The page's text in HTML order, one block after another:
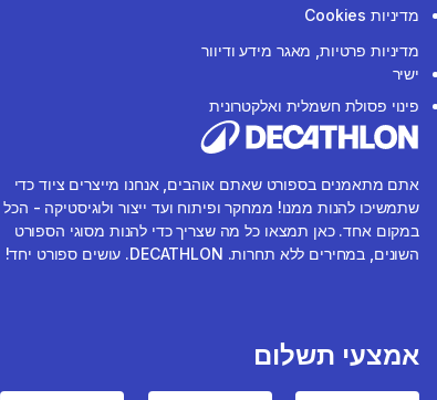
מדיניות Cookies
מדיניות פרטיות, מאגר מידע ודיוור
ישיר
פינוי פסולת חשמלית ואלקטרונית
אתם מתאמנים בספורט שאתם אוהבים, אנחנו מייצרים ציוד כדי
שתמשיכו להנות ממנו! ממחקר ופיתוח ועד ייצור ולוגיסטיקה - הכל
במקום אחד. כאן תמצאו כל מה שצריך כדי להנות מסוגי הספורט
השונים, במחירים ללא תחרות. DECATHLON. עושים ספורט יחד!
אמצעי תשלום